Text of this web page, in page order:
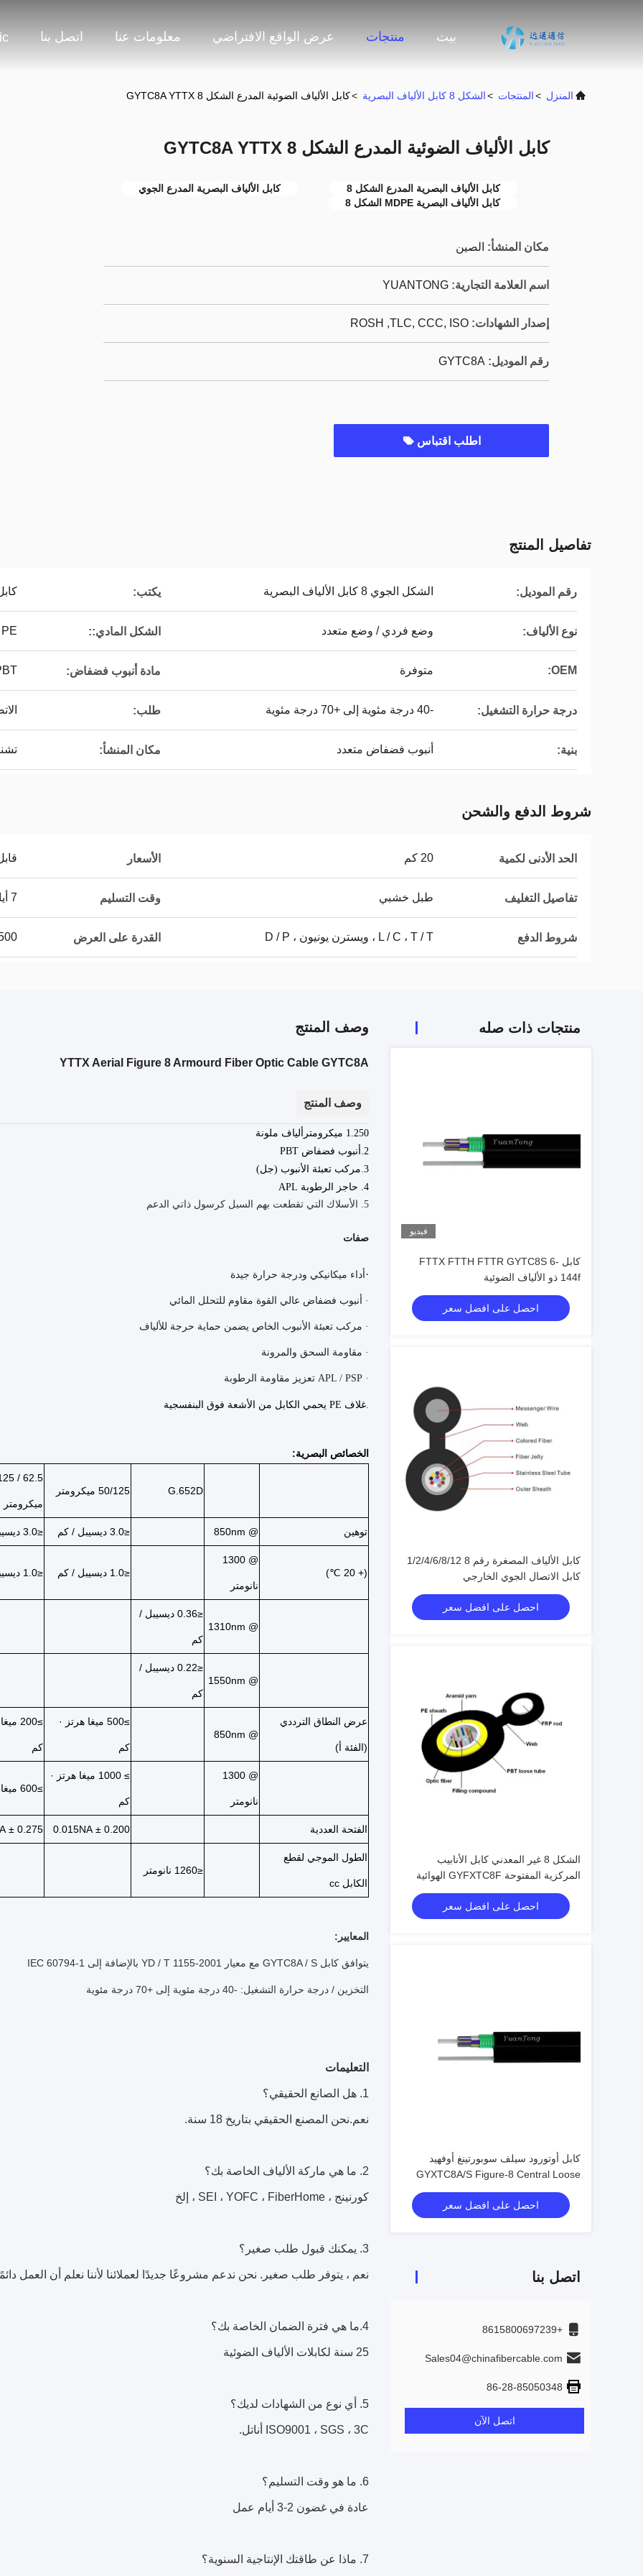
بيت منتجات عرض الواقع الافتراضي معلومات عنا اتصل بنا
المنزل >المنتجات >الشكل 8 كابل الألياف البصرية >كابل الألياف الضوئية المدرع الشكل 8 GYTC8A YTTX
كابل الألياف الضوئية المدرع الشكل 8 GYTC8A YTTX
كابل الألياف البصرية المدرع الشكل 8
كابل الألياف البصرية المدرع الجوي
كابل الألياف البصرية MDPE الشكل 8
مكان المنشأ: الصين
اسم العلامة التجارية: YUANTONG
إصدار الشهادات: ROSH ,TLC, CCC, ISO
رقم الموديل: GYTC8A
اطلب اقتباس
تفاصيل المنتج
رقم الموديل: الشكل الجوي 8 كابل الألياف البصرية يكتب:
نوع الألياف: وضع فردي / وضع متعدد الشكل المادي::
OEM: متوفرة مادة أنبوب فضفاض:
درجة حرارة التشغيل: -40 درجة مئوية إلى +70 درجة مئوية طلب:
بنية: أنبوب فضفاض متعدد مكان المنشأ:
شروط الدفع والشحن
الحد الأدنى لكمية 20 كم الأسعار
تفاصيل التغليف طبل خشبي وقت التسليم 7 أيام
شروط الدفع L / C ، T / T ، ويسترن يونيون ، D / P القدرة على العرض 500 كيلومتر في
منتجات ذات صله
فيديو
كابل FTTX FTTH FTTR GYTC8S 6-
144f ذو الألياف الضوئية
احصل على افضل سعر
كابل الألياف المصغرة رقم 8 1/2/4/6/8/12
كابل الاتصال الجوي الخارجي
احصل على افضل سعر
الشكل 8 غير المعدني كابل الأنابيب
المركزية المفتوحة GYFXTC8F الهوائية
الخارجية
احصل على افضل سعر
كابل أوتورود سيلف سوبورتينغ أوفهيد
GYXTC8A/S Figure-8 Central Loose
Tube Cable
احصل على افضل سعر
اتصل بنا
+8615800697239
Sales04@chinafibercable.com
86-28-85050348
اتصل الآن
وصف المنتج
YTTX Aerial Figure 8 Armourd Fiber Optic Cable GYTC8A
وصف المنتج
1.250 ميكرومتر
ألياف ملونة
2. أنبوب فضفاض PBT
3.مركب تعبئة الأنبوب (جل)
4. حاجز الرطوبة APL
5. الأسلاك التي تقطعت بهم السبل كرسول ذاتي الدعم
صفات
· أداء ميكانيكي ودرجة حرارة جيدة
· أنبوب فضفاض عالي القوة مقاوم للتحلل المائي
· مركب تعبئة الأنبوب الخاص يضمن حماية حرجة للألياف
· مقاومة السحق والمرونة
· APL / PSP تعزيز مقاومة الرطوبة
.غلاف PE يحمي الكابل من الأشعة فوق البنفسجية
الخصائص البصرية:
G.652D 50/125 ميكرومتر
/ 125
ميكرومتر
توهين @ 850nm ≤3.0 ديسيبل / كم ≤3.0 ديسيبل / كم
(+ 20 ℃)
@ 1300
نانومتر
≤1.0 ديسيبل / كم ≤1.0 ديسيبل / كم
@ 1310nm
≤0.36 ديسيبل /
كم
@ 1550nm
≤0.22 ديسيبل /
كم
عرض النطاق الترددي
(الفئة أ)
@ 850nm
≥500 ميغا هرتز ·
كم
≥200
كم
@ 1300
نانومتر
≥ 1000 ميغا هرتز ·
كم
≥600 ميغا هرتز · كم
الفتحة العددية 0.200 ± 0.015NA
0.275 ± 0.015NA
الطول الموجي لقطع
الكابل cc
≤1260 نانومتر
المعايير:
يتوافق كابل GYTC8A / S مع معيار YD / T 1155-2001 بالإضافة إلى IEC 60794-1
التخزين / درجة حرارة التشغيل: -40 درجة مئوية إلى +70 درجة مئوية
التعليمات
1. هل الصانع الحقيقي؟
نعم.نحن المصنع الحقيقي بتاريخ 18 سنة.
2. ما هي ماركة الألياف الخاصة بك؟
كورنينج ، SEI ، YOFC ، FiberHome ، إلخ
3. يمكنك قبول طلب صغير؟
نعم ، يتوفر طلب صغير. نحن ندعم مشروعًا جديدًا لعملائنا لأننا نعلم أن العمل
4.ما هي فترة الضمان الخاصة بك؟
25 سنة لكابلات الألياف الضوئية
5. أي نوع من الشهادات لديك؟
ISO9001 ، SGS ، 3C أناتل.
6. ما هو وقت التسليم؟
عادة في غضون 2-3 أيام عمل
7. ماذا عن طاقتك الإنتاجية السنوية؟